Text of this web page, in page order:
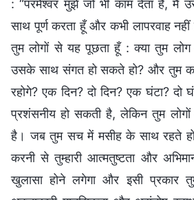
: “परमेश्वर मुझे जो भी काम देता है, मैं
साथ पूर्ण करता हूँ और कभी लापरवाह नहीं
तुम लोगों से यह पूछता हूँ : क्या तुम
उसके साथ संगत हो सकते हो? और तुम
रहोगे? एक दिन? दो दिन? एक घंटा? दो
प्रशंसनीय हो सकती है, लेकिन तुम
है। जब तुम सच में मसीह के साथ रहते
करनी से तुम्हारी आत्मतुष्टता और
खुलासा होने लगेगा और इसी प्रकार